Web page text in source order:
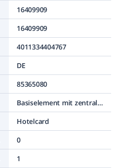
16409909
16409909
4011334404767
DE
85365080
Basiselement mit zentraler Abdeckplatte
Hotelcard
0
1